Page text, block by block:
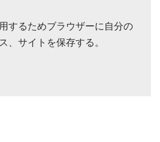
するためブラウザーに自分の
、サイトを保存する。